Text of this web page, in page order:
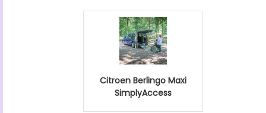
Citroen Berlingo Maxi
SimplyAccess